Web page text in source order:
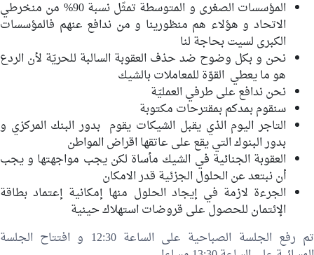
المؤسسات الصغرى و المتوسطة تمثّل نسبة 90% من منخرطي
الاتحاد و هؤلاء هم منظورينا و من ندافع عنهم فالمؤسسات
الكبرى لسيت بحاجة لنا
نحن و بكل وضوح ضد حذف العقوبة السالبة للحريّة لأن الردع
هو ما يعطي القوّة للمعاملات بالشيك
نحن ندافع على طرفي العمليّة
سنقوم بمدكم بمقترحات مكتوبة
التاجر اليوم الذي يقبل الشيكات يقوم بدور البنك المركزي و
بدور البنوك التي يقع على عاتقها اقراض المواطن
العقوبة الجنائية في الشيك مأساة لكن يجب مواجهتها و يجب
أن نبتعد عن الحلول الجزئية قدر الامكان
الجرءة لازمة في إيجاد الحلول منها إمكانية إعتماد بطاقة
الإئتمان للحصول على قروضات استهلاك حينية
تم رفع الجلسة الصباحية على الساعة 12:30 و افتتاح الجلسة